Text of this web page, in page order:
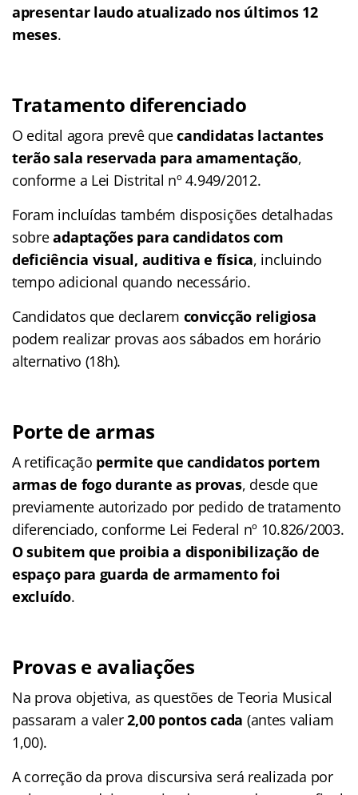
apresentar laudo atualizado nos últimos 12
meses.​
Tratamento diferenciado
O edital agora prevê quecandidatas lactantes
terão sala reservada para amamentação,
conforme a Lei Distrital nº 4.949/2012.
Foram incluídas também disposições detalhadas
sobreadaptações para candidatos com
deficiência visual, auditiva e física, incluindo
tempo adicional quando necessário.
Candidatos que declarem convicção religiosa
podem realizar provas aos sábados em horário
alternativo (18h).​
Porte de armas
A retificação permite que candidatos portem
armas de fogo durante as provas, desde que
previamente autorizado por pedido de tratamento
diferenciado, conforme Lei Federal nº 10.826/2003.
O subitem que proibia a disponibilização de
espaço para guarda de armamento foi
excluído.​
Provas e avaliações
Na prova objetiva, as questões de Teoria Musical
passaram a valer2,00 pontos cada (antes valiam
1,00).
A correção da prova discursiva será realizada por